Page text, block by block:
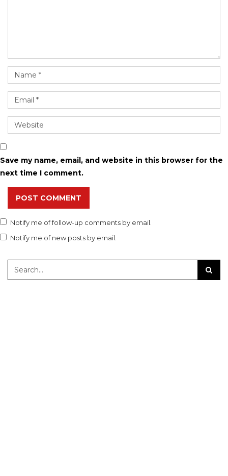
Save my name, email, and website in this browser for the
next time I comment.
POST COMMENT
Notify me of follow-up comments by email.
Notify me of new posts by email.